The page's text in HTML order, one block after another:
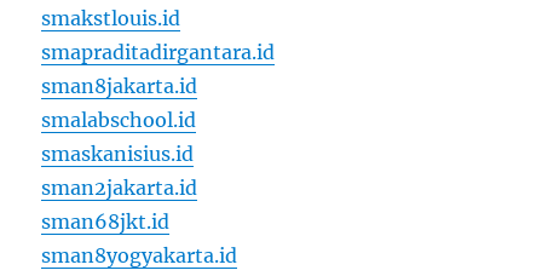
smakstlouis.id
smapraditadirgantara.id
sman8jakarta.id
smalabschool.id
smaskanisius.id
sman2jakarta.id
sman68jkt.id
sman8yogyakarta.id